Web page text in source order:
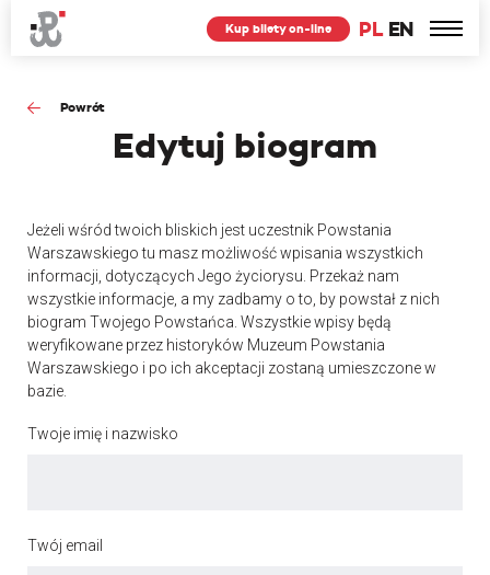
PL EN
Kup bilety on-line
Powrót
Edytuj biogram
Jeżeli wśród twoich bliskich jest uczestnik Powstania
Warszawskiego tu masz możliwość wpisania wszystkich
informacji, dotyczących Jego życiorysu. Przekaż nam
wszystkie informacje, a my zadbamy o to, by powstał z nich
biogram Twojego Powstańca. Wszystkie wpisy będą
weryfikowane przez historyków Muzeum Powstania
Warszawskiego i po ich akceptacji zostaną umieszczone w
bazie.
Twoje imię i nazwisko
Twój email